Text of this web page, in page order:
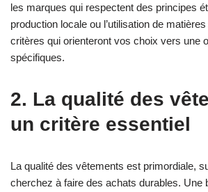
les marques qui respectent des principes
production locale ou l’utilisation de
critères qui orienteront vos choix vers une
spécifiques.
2. La qualité des
un critère essentiel
La qualité des vêtements est primordiale,
cherchez à faire des achats durables. Une